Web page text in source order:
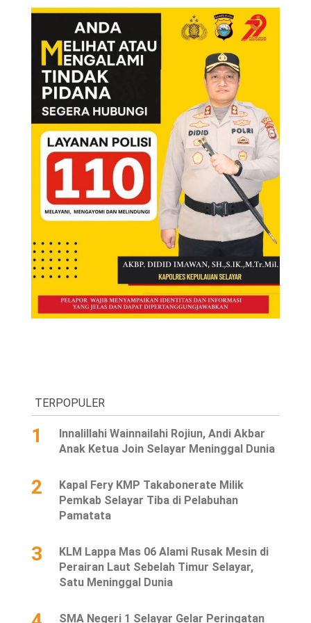
TERPOPULER
1
Innalillahi Wainnailahi Rojiun, Andi Akbar
Anak Ketua Join Selayar Meninggal Dunia
2
Kapal Fery KMP Takabonerate Milik
Pemkab Selayar Tiba di Pelabuhan
Pamatata
3
KLM Lappa Mas 06 Alami Rusak Mesin di
Perairan Laut Sebelah Timur Selayar,
Satu Meninggal Dunia
SMA Negeri 1 Selayar Gelar Peringatan